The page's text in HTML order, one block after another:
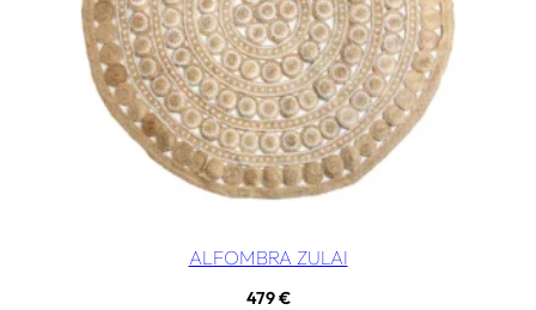
ALFOMBRA ZULAI
479€